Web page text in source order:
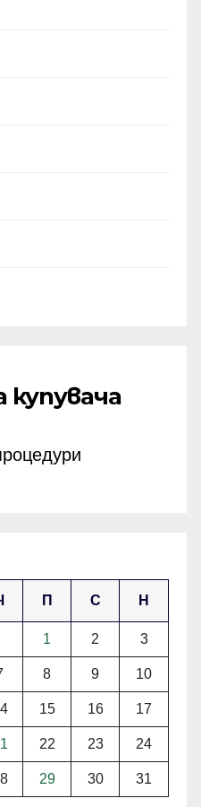
купувача
П С Н
1 2 3
8 9 10
15 16 17
22 23 24
29 30 31